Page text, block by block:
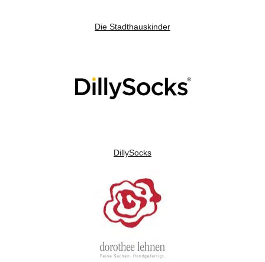
Die Stadthauskinder
DillySocks